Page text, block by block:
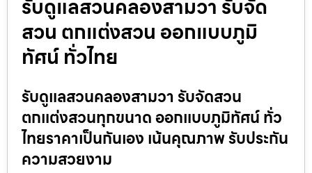
รับดูแลสวนคลองสามวา รับจัด
สวน ตกแต่งสวน ออกแบบภูมิ
ทัศน์ ทั่วไทย
รับดูแลสวนคลองสามวา รับจัดสวน
ตกแต่งสวนทุกขนาด ออกแบบภูมิทัศน์ ทั่ว
ไทยราคาเป็นกันเอง เน้นคุณภาพ รับประกัน
ความสวยงาม